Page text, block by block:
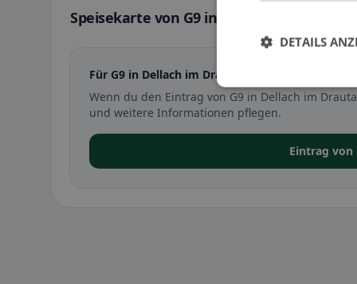
Speisekarte von G9 in Dellach im Drautal
Für G9 in Dellach im Drautal ist noch keine
Wenn du den Eintrag von G9 in Dellach im
und weitere Informationen pflegen.
Eintrag von
DETAILS